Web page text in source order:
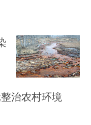
治农村环境